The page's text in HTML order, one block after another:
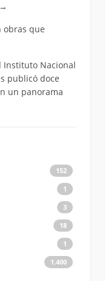
→
obras que
Instituto Nacional
publicó doce
un panorama
152
1
3
18
1
1.400